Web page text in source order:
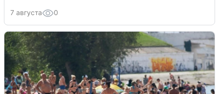
7 августа 0